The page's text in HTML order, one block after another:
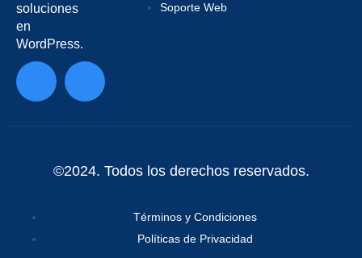
soluciones
en
WordPress.
Soporte Web
©2024. Todos los derechos reservados.
Términos y Condiciones
Políticas de Privacidad